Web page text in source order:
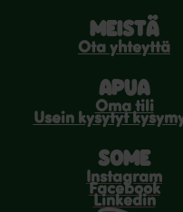
MEISTÄ
Ota yhteyttä
APUA
Oma tili
Usein kysytyt
SOME
Instagram
Facebook
Linkedin